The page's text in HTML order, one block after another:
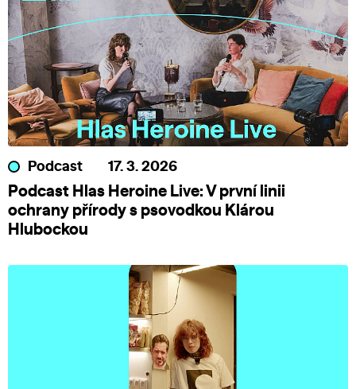
Podcast 17. 3. 2026
Podcast Hlas Heroine Live: V první linii
ochrany přírody s psovodkou Klárou
Hlubockou